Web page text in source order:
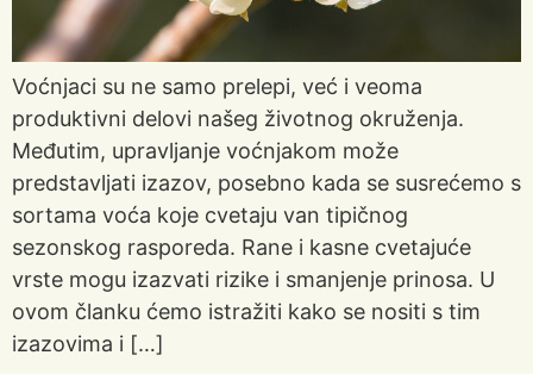
Voćnjaci su ne samo prelepi, već i veoma
produktivni delovi našeg životnog okruženja.
Međutim, upravljanje voćnjakom može
predstavljati izazov, posebno kada se susrećemo s
sortama voća koje cvetaju van tipičnog
sezonskog rasporeda. Rane i kasne cvetajuće
vrste mogu izazvati rizike i smanjenje prinosa. U
ovom članku ćemo istražiti kako se nositi s tim
izazovima i […]